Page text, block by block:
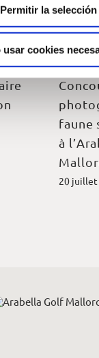
Permitir la selección
usar cookies
faune
à
20 juillet